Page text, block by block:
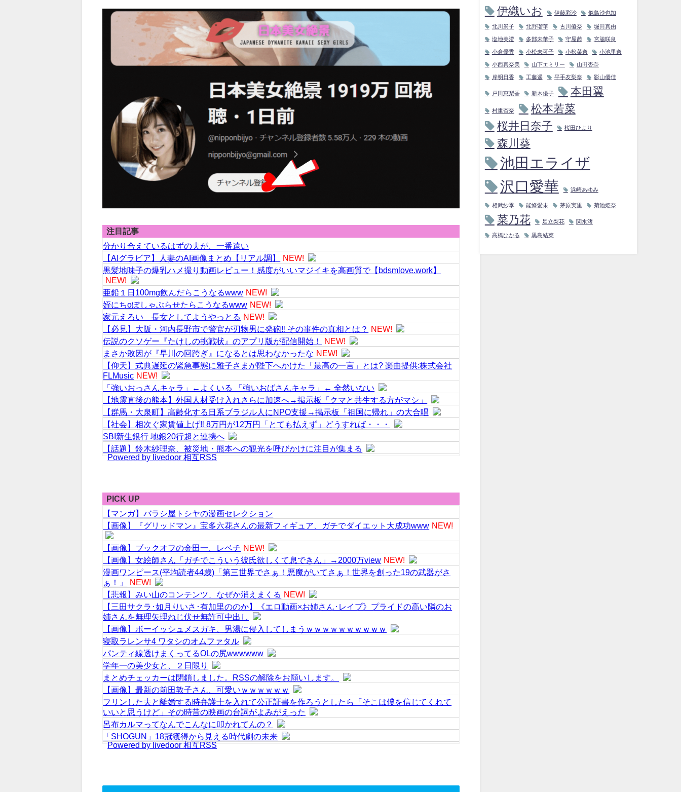
注目記事
分かり合えているはずの夫が、一番遠い
【AIグラビア】人妻のAI画像まとめ【リアル調】
NEW!
黒髪地味子の爆乳ハメ撮り動画レビュー！感度がいいマジイキを高画質で【bdsmlove.work】
NEW!
亜鉛１日100mg飲んだらこうなるwww NEW!
姪にちoぽしゃぶらせたらこうなるwww NEW!
家元えろい 長女としてようやっとる NEW!
【必見】大阪・河内長野市で警官が刃物男に発砲‼ その事件の真相とは？
NEW!
伝説のクソゲー『たけしの挑戦状』のアプリ版が配信開始！
NEW!
まさか敗因が『早川の回跨ぎ』になるとは思わなかったな NEW!
【仰天】式典遅延の緊急事態に雅子さまが陛下へかけた「最高の一言」とは? 楽曲提供:株式会社
FLMusic NEW!
「強いおっさんキャラ」←よくいる 「強いおばさんキャラ」← 全然いない
【地震直後の熊本】外国人材受け入れさらに加速へ→掲示板「クマと共生する方がマシ」
【群馬・大泉町】高齢化する日系ブラジル人にNPO支援→掲示板「祖国に帰れ」の大合唱
【社会】相次ぐ家賃値上げ‼ 8万円が12万円「とても払えず」どうすれば・・・
SBI新生銀行 地銀20行超と連携へ
【話題】鈴木紗理奈、被災地・熊本への観光を呼びかけに注目が集まる
Powered by livedoor 相互RSS
PICK UP
【マンガ】バラシ屋トシヤの漫画セレクション
【画像】『グリッドマン』宝多六花さんの最新フィギュア、ガチでダイエット大成功www NEW!
【画像】ブックオフの金田一、レベチ NEW!
【画像】女絵師さん「ガチでこういう彼氏欲しくて息できん」→2000万view NEW!
漫画ワンピース(平均読者44歳)「第三世界でさぁ！悪魔がいてさぁ！世界を創った19の武器がさ
ぁ！」
NEW!
【悲報】みい山のコンテンツ、なぜか消えまくる NEW!
【三田サクラ･如月りいさ･有加里ののか】《エロ動画×お姉さん･レイプ》プライドの高い隣のお
姉さんを無理矢理ねじ伏せ無許可中出し
【画像】ボーイッシュメスガキ、男湯に侵入してしまうｗｗｗｗｗｗｗｗｗｗ
寝取ラレンサ4 ワタシのオムファタル
パンティ線透けまくってるOLの尻wwwwww
学年一の美少女と、２日限り
まとめチェッカーは閉鎖しました。RSSの解除をお願いします。
【画像】最新の前田敦子さん、可愛いｗｗｗｗｗｗ
フリンした夫と離婚する時弁護士を入れて公正証書を作ろうとしたら「そこは僕を信じてくれて
いいと思うけど」その時昔の映画の台詞がよみがえった
呂布カルマってなんでこんなに叩かれてんの？
「SHOGUN」18冠獲得から見える時代劇の未来
Powered by livedoor 相互RSS
伊織いお 伊藤彩沙 似鳥沙也加
北川景子 北野瑠華 古川優奈 堀田真由
塩地美澄 多部未華子 守屋茜 宮脇咲良
小倉優香 小松未可子 小松菜奈 小池里奈
小西真奈美 山下エミリー 山田杏奈
岸明日香 工藤遥 平手友梨奈 影山優佳
戸田恵梨香 新木優子 本田翼
村重杏奈
松本若菜
桜井日奈子
桜田ひより
森川葵
池田エライザ
沢口愛華
浜崎あゆみ
相武紗季 能條愛未 茅原実里 菊池姫奈
菜乃花 足立梨花 関水渚
高橋ひかる 黒島結菜